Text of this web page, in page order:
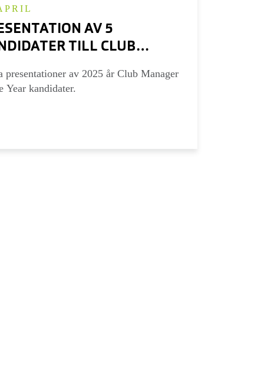
AV 5
TILL CLUB
presentationer av 2025 år Club Manager
Year kandidater.